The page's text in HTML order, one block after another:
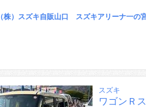
（株）スズキ自販山口 スズキアリーナ一の
スズキ
ワゴンＲ